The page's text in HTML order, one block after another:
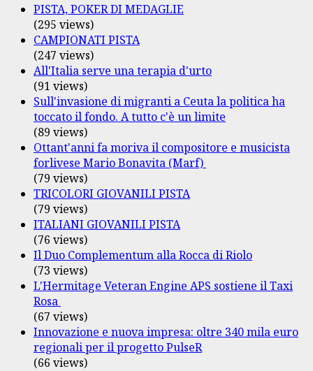
PISTA, POKER DI MEDAGLIE
(295 views)
CAMPIONATI PISTA
(247 views)
All'Italia serve una terapia d'urto
(91 views)
Sull'invasione di migranti a Ceuta la politica ha
toccato il fondo. A tutto c'è un limite
(89 views)
Ottant'anni fa moriva il compositore e musicista
forlivese Mario Bonavita (Marf)
(79 views)
TRICOLORI GIOVANILI PISTA
(79 views)
ITALIANI GIOVANILI PISTA
(76 views)
Il Duo Complementum alla Rocca di Riolo
(73 views)
L'Hermitage Veteran Engine APS sostiene il Taxi
Rosa
(67 views)
Innovazione e nuova impresa: oltre 340 mila euro
regionali per il progetto PulseR
(66 views)